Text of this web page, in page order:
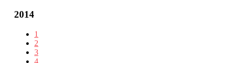
2014
1
2
3
4